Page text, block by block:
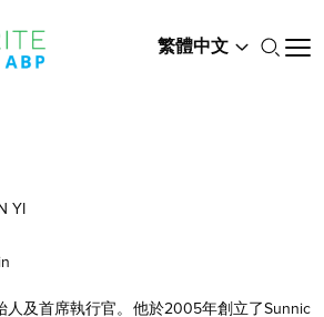
繁體中文
YI
人及首席執行官。他於2005年創立了Sunnic